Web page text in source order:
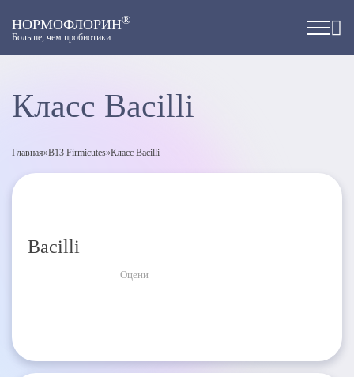
НОРМОФЛОРИН®
Больше, чем пробиотики
Класс Bacilli
Главная»B13 Firmicutes»Класс Bacilli
Bacilli
Оцени